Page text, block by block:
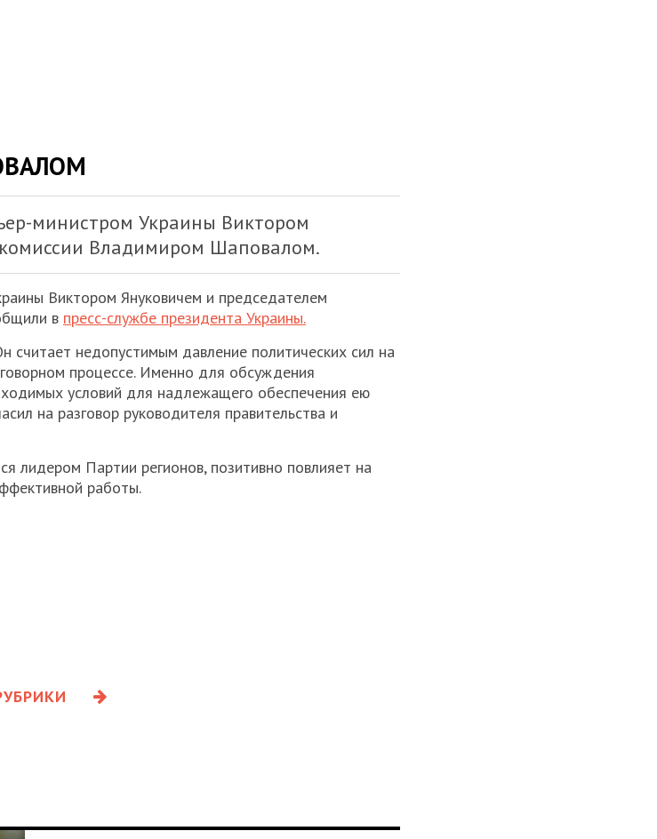
министром Украины Виктором
Владимиром Шаповалом.
Виктором Януковичем и председателем
в пресс-службе президента Украины.
считает недопустимым давление политических сил на
процессе. Именно для обсуждения
условий для надлежащего обеспечения ею
на разговор руководителя правительства и
лидером Партии регионов, позитивно повлияет на
работы.